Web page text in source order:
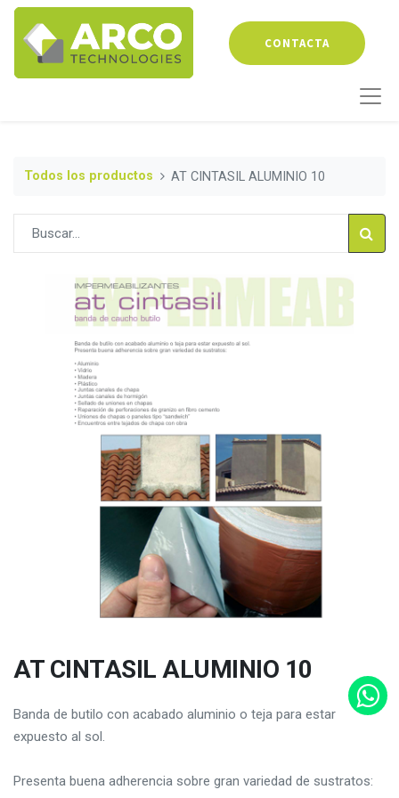
CONTACTA
Todos los productos AT CINTASIL ALUMINIO 10
AT CINTASIL ALUMINIO 10
Banda de butilo con acabado aluminio o teja para estar
expuesto al sol.
Presenta buena adherencia sobre gran variedad de sustratos: